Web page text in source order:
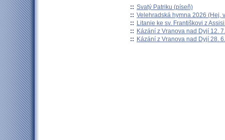
:: Svatý Patriku (píseň)
:: Velehradská hymna 2026 (Hej,
:: Litanie ke sv. Františkovi z
:: Kázání z Vranova nad Dyjí 12.
:: Kázání z Vranova nad Dyjí 28.